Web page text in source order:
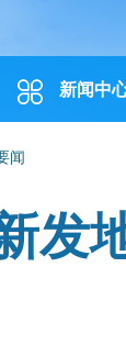
新闻中
闻
发